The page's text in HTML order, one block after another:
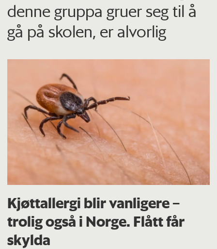
denne gruppa gruer seg til å
gå på skolen, er alvorlig
Kjøttallergi blir vanligere –
trolig også i Norge. Flått får
skylda